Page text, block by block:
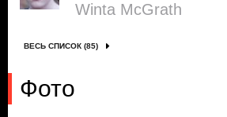
Winta McGrath
ВЕСЬ СПИСОК (85)
Фото